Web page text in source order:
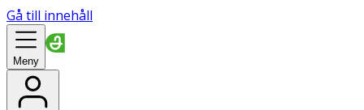
Gå till innehåll
Meny